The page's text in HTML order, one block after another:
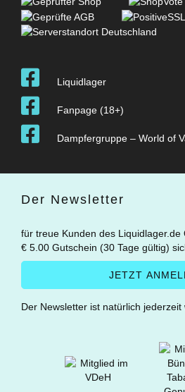
Liquidlager
Fanpage (18+)
Dampfergruppe – World of
Der Newsletter
für treue Kunden des Liquidlager.de
€ 5.00 Gutschein (30 Tage gültig)
Der Newsletter ist natürlich